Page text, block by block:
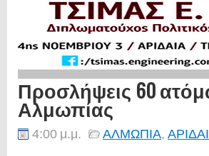
Προσλήψεις 60
Αλμωπίας
4:00 μ.μ. ΑΛΜΩΠΙΑ,